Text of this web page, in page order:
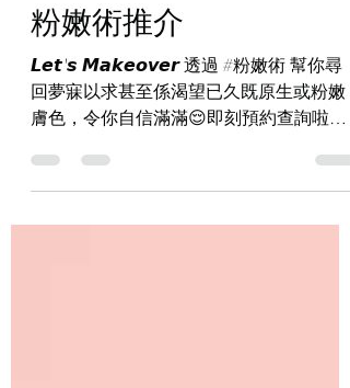
粉嫩術推介
𝙇𝙚𝙩'𝙨 𝙈𝙖𝙠𝙚𝙤𝙫𝙚𝙧 透過 #粉嫩術 幫你尋
回夢寐以求甚至係渴望已久既原生或粉嫩
膚色，令你自信滿滿😌即刻預約查詢啦📱
療程...